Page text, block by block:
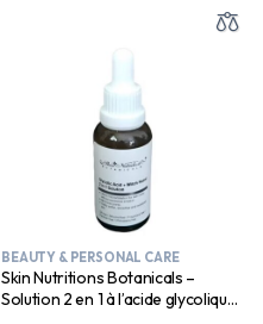
BEAUTY & PERSONAL CARE
Skin Nutritions Botanicals –
Solution 2 en 1 à l’acide glycolique